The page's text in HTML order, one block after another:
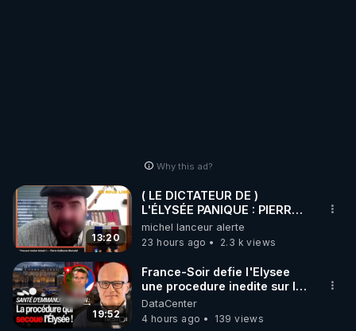
Why this ad?
13:20
( LE DICTATEUR DE )
L'ÉLYSÉE PANIQUE : PIERRE
GUILLAUME MERCADAL
BALANCE TOUT
michel lanceur alerte
23 hours ago
2.3 k views
19:52
France-Soir defie l'Elysee
une procedure inedite sur la
sante du president - Nexus
DataCenter
4 hours ago
139 views